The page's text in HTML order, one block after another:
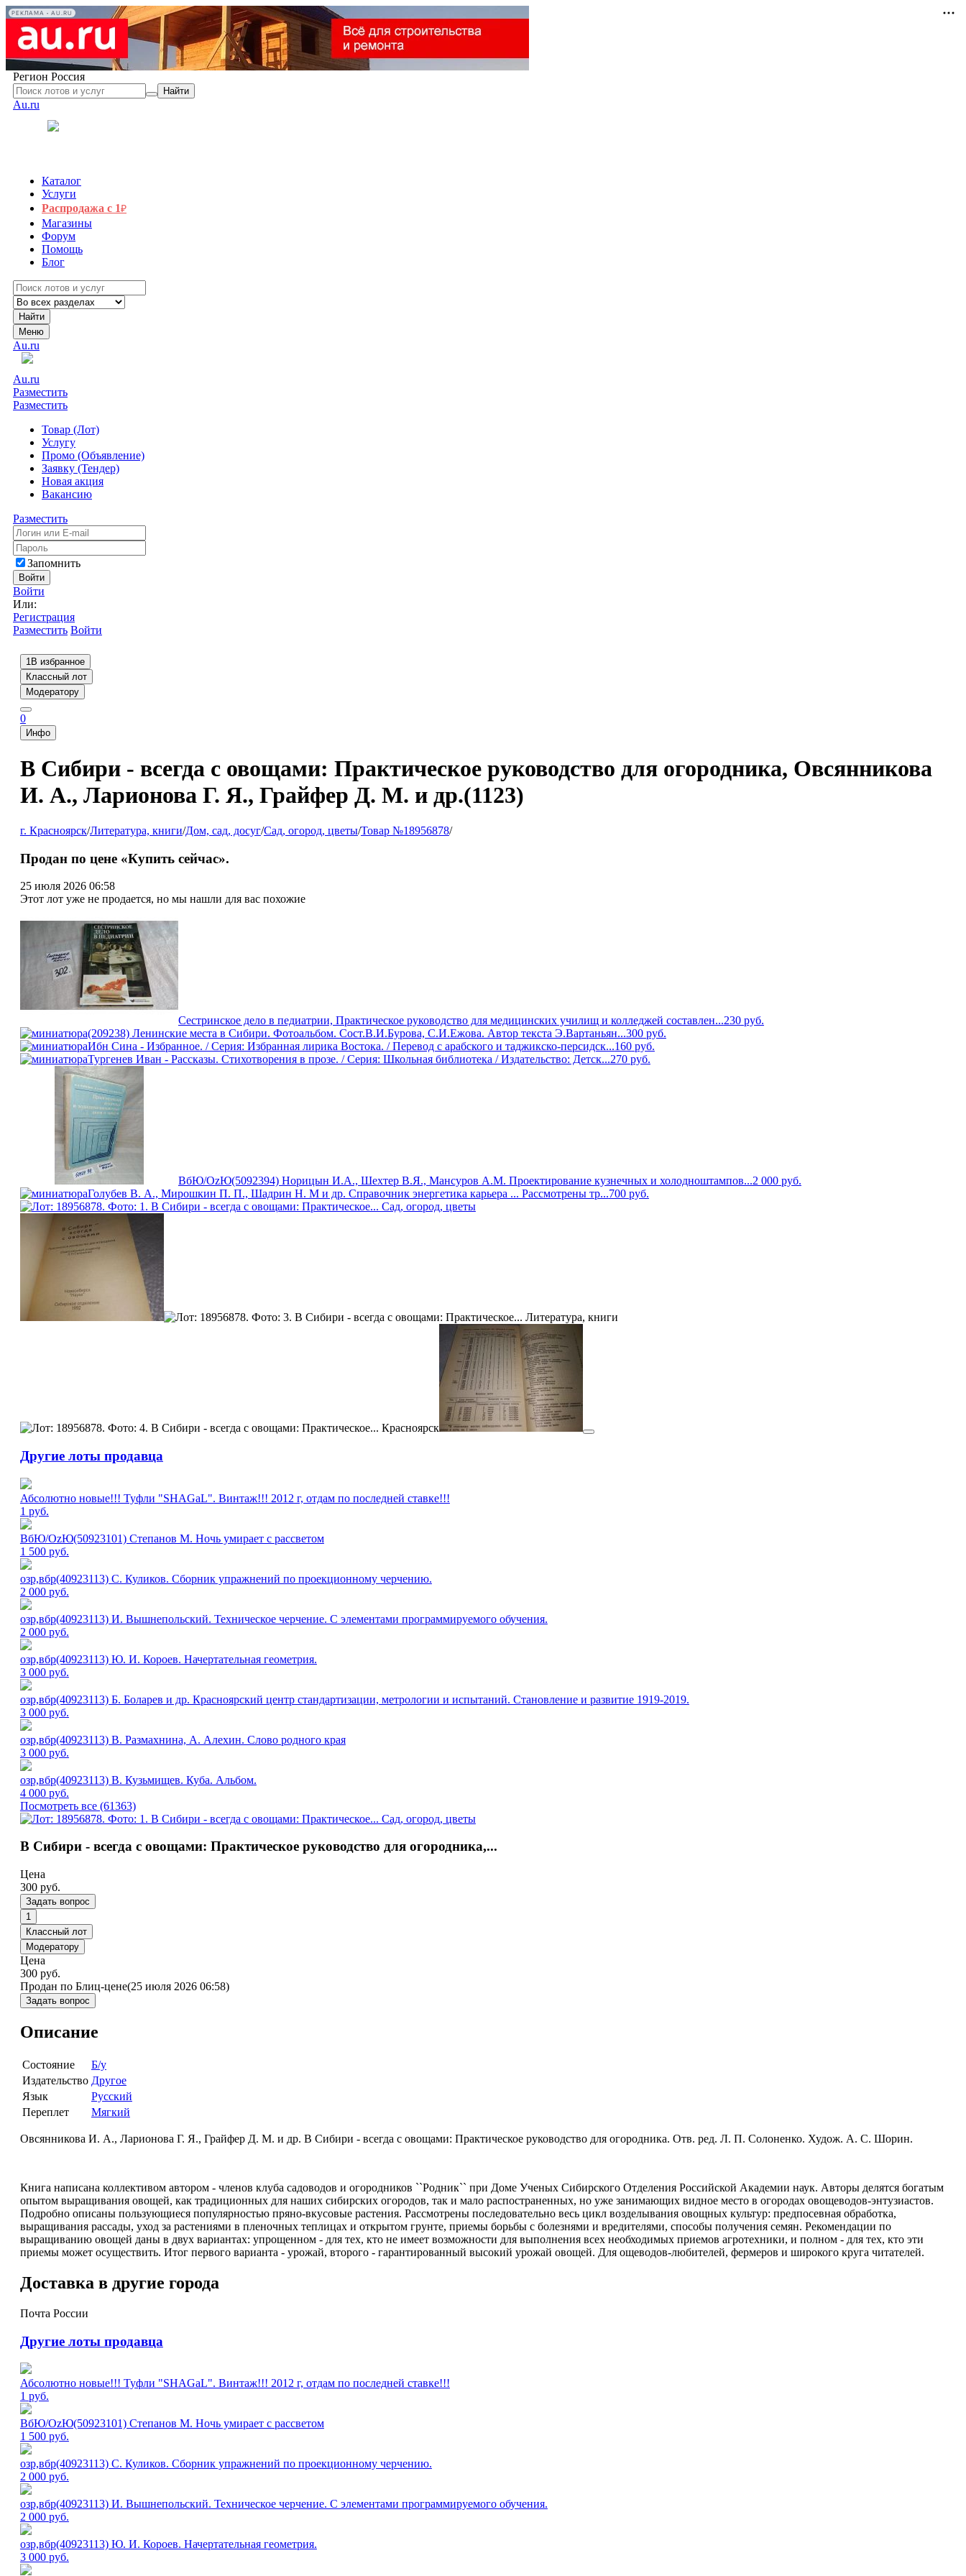
РЕКЛАМА • AU.RU
Регион Россия
Найти
Au.ru
Каталог
Услуги
Распродажа с 1₽
Магазины
Форум
Помощь
Блог
Найти
Меню
Au.ru
Au.ru
Разместить
Разместить
Товар (Лот)
Услугу
Промо (Объявление)
Заявку (Тендер)
Новая акция
Вакансию
Разместить
Запомнить
Войти
Войти
Или:
Регистрация
Разместить Войти
1В избранное
Классный лот
Модератору
0
Инфо
В Сибири - всегда с овощами: Практическое руководство для огородника, Овсянникова
И. А., Ларионова Г. Я., Грайфер Д. М. и др.(1123)
г. Красноярск/Литература, книги/Дом, сад, досуг/Сад, огород, цветы/Товар №18956878/
Продан по цене «Купить сейчас».
25 июля 2026 06:58
Этот лот уже не продается, но мы нашли для вас похожие
Сестринское дело в педиатрии, Практическое руководство для медицинских училищ и колледжей составлен...230 руб.
(209238) Ленинские места в Сибири. Фотоальбом. Сост.В.И.Бурова, С.И.Ежова. Автор текста Э.Вартаньян...300 руб.
Ибн Сина - Избранное. / Серия: Избранная лирика Востока. / Перевод с арабского и таджикcко-персидск...160 руб.
Тургенев Иван - Рассказы. Стихотворения в прозе. / Серия: Школьная библиотека / Издательство: Детск...270 руб.
ВбЮ/OzЮ(5092394) Норицын И.А., Шехтер В.Я., Мансуров А.М. Проектирование кузнечных и холодноштампов...2 000 руб.
Голубев В. А., Мирошкин П. П., Шадрин Н. М и др. Справочник энергетика карьера ... Рассмотрены тр...700 руб.
Другие лоты продавца
Абсолютно новые!!! Туфли "SHAGаL". Винтаж!!! 2012 г, отдам по последней ставке!!!
1 руб.
ВбЮ/OzЮ(50923101) Степанов М. Ночь умирает с рассветом
1 500 руб.
озр,вбр(40923113) С. Куликов. Сборник упражнений по проекционному черчению.
2 000 руб.
озр,вбр(40923113) И. Вышнепольский. Техническое черчение. С элементами программируемого обучения.
2 000 руб.
озр,вбр(40923113) Ю. И. Короев. Начертательная геометрия.
3 000 руб.
озр,вбр(40923113) Б. Боларев и др. Красноярский центр стандартизации, метрологии и испытаний. Становление и развитие 1919-2019.
3 000 руб.
озр,вбр(40923113) В. Размахнина, А. Алехин. Слово родного края
3 000 руб.
озр,вбр(40923113) В. Кузьмищев. Куба. Альбом.
4 000 руб.
Посмотреть все (61363)
В Сибири - всегда с овощами: Практическое руководство для огородника,...
Цена
300 руб.
Задать вопрос
1
Классный лот
Модератору
Цена
300 руб.
Продан по Блиц-цене(25 июля 2026 06:58)
Задать вопрос
Описание
Состояние
Б/у
Издательство Другое
Язык
Русский
Переплет
Мягкий
Овсянникова И. А., Ларионова Г. Я., Грайфер Д. М. и др. В Сибири - всегда с овощами: Практическое руководство для огородника. Отв. ред. Л. П. Солоненко. Худож. А. С. Шорин.
Книга написана коллективом автором - членов клуба садоводов и огородников ``Родник`` при Доме Ученых Сибирского Отделения Российской Академии наук. Авторы делятся богатым
опытом выращивания овощей, как традиционных для наших сибирских огородов, так и мало распостраненных, но уже занимающих видное место в огородах овощеводов-энтузиастов.
Подробно описаны пользующиеся популярностью пряно-вкусовые растения. Рассмотрены последовательно весь цикл возделывания овощных культур: предпосевная обработка,
выращивания рассады, уход за растениями в пленочных теплицах и открытом грунте, приемы борьбы с болезнями и вредителями, способы получения семян. Рекомендации по
выращиванию овощей даны в двух вариантах: упрощенном - для тех, кто не имеет возможности для выполнения всех необходимых приемов агротехники, и полном - для тех, кто эти
приемы может осуществить. Итог первого варианта - урожай, второго - гарантированный высокий урожай овощей. Для ощеводов-любителей, фермеров и широкого круга читателей.
Доставка в другие города
Почта России
Другие лоты продавца
Абсолютно новые!!! Туфли "SHAGаL". Винтаж!!! 2012 г, отдам по последней ставке!!!
1 руб.
ВбЮ/OzЮ(50923101) Степанов М. Ночь умирает с рассветом
1 500 руб.
озр,вбр(40923113) С. Куликов. Сборник упражнений по проекционному черчению.
2 000 руб.
озр,вбр(40923113) И. Вышнепольский. Техническое черчение. С элементами программируемого обучения.
2 000 руб.
озр,вбр(40923113) Ю. И. Короев. Начертательная геометрия.
3 000 руб.